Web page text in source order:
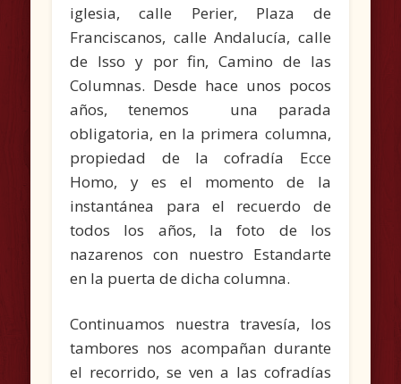
iglesia, calle Perier, Plaza de
Franciscanos, calle Andalucía, calle
de Isso y por fin, Camino de las
Columnas. Desde hace unos pocos
años, tenemos una parada
obligatoria, en la primera columna,
propiedad de la cofradía Ecce
Homo, y es el momento de la
instantánea para el recuerdo de
todos los años, la foto de los
nazarenos con nuestro Estandarte
en la puerta de dicha columna.
Continuamos nuestra travesía, los
tambores nos acompañan durante
el recorrido, se ven a las cofradías